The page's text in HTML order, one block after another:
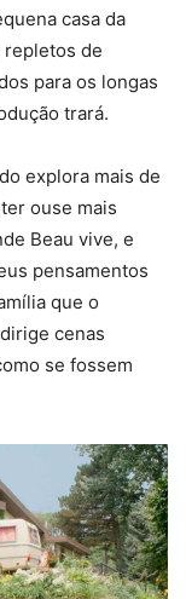
casa da
repletos de
para os longas
trará.
explora mais de
ouse mais
Beau vive, e
pensamentos
que o
cenas
se fossem